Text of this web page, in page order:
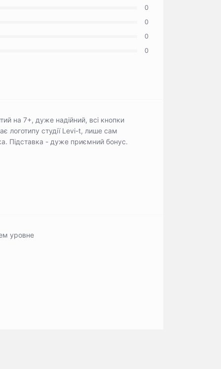
0
0
0
0
на 7+, дуже надійний, всі кнопки
логотипу студії Levi-t, лише сам
Підставка - дуже приємний бонус.
уровне